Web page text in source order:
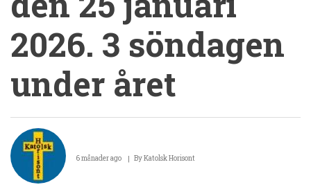
2026. 3 söndagen
under året
Diakon
Göran
Fäldt.
6 månader ago ByKatolsk Horisont